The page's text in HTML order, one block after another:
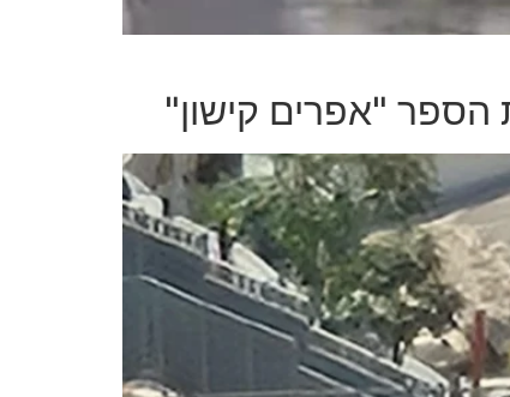
הספר "אפרים קישון"